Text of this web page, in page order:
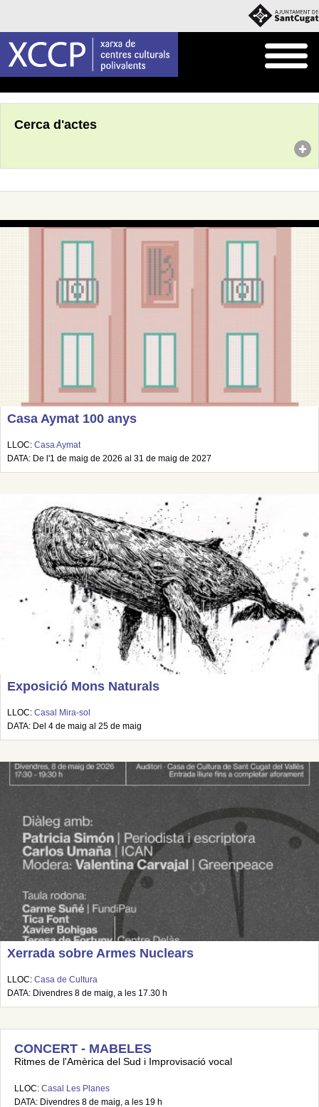
Cerca d'actes
Casa Aymat 100 anys
LLOC: Casa Aymat
DATA: De l'1 de maig de 2026 al 31 de maig de 2027
Exposició Mons Naturals
LLOC: Casal Mira-sol
DATA: Del 4 de maig al 25 de maig
Xerrada sobre Armes Nuclears
LLOC: Casa de Cultura
DATA: Divendres 8 de maig, a les 17.30 h
CONCERT - MABELES
Ritmes de l'Amèrica del Sud i Improvisació vocal
LLOC: Casal Les Planes
DATA: Divendres 8 de maig, a les 19 h